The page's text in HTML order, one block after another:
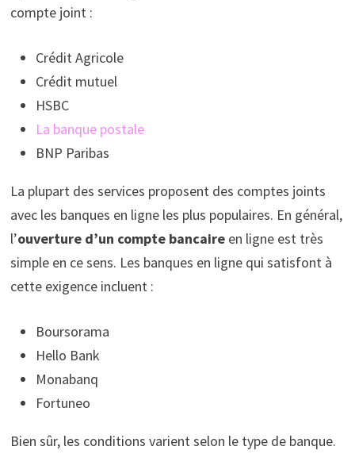
compte joint :
Crédit Agricole
Crédit mutuel
HSBC
La banque postale
BNP Paribas
La plupart des services proposent des comptes joints
avec les banques en ligne les plus populaires. En général,
l’ouverture d’un compte bancaireen ligne est très
simple en ce sens. Les banques en ligne qui satisfont à
cette exigence incluent :
Boursorama
Hello Bank
Monabanq
Fortuneo
Bien sûr, les conditions varient selon le type de banque.